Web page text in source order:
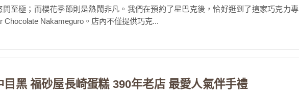
至極；而櫻花季節則是熱鬧非凡。我們在預約了星巴克後，恰好逛到了這家巧克力專
Chocolate Nakameguro。店內不僅提供巧克...
目黑 福砂屋長崎蛋糕 390年老店 最愛人氣伴手禮